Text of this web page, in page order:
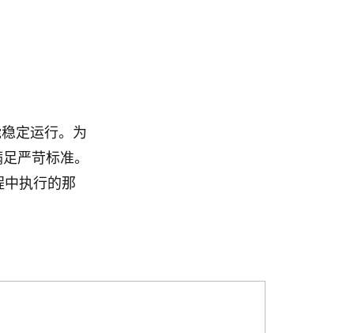
定运行。为
严苛标准。
中执行的那